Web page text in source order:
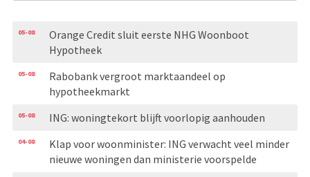
05-08
Orange Credit sluit eerste NHG Woonboot
Hypotheek
05-08
Rabobank vergroot marktaandeel op
hypotheekmarkt
05-08 ING: woningtekort blijft voorlopig aanhouden
04-08
Klap voor woonminister: ING verwacht veel minder
nieuwe woningen dan ministerie voorspelde